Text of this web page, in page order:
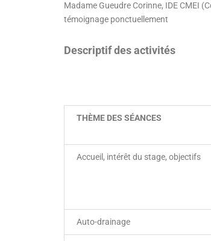
Madame Gueudre Corinne, IDE CMEI
témoignage ponctuellement
Descriptif des activités
THÈME DES SÉANCES
Accueil, intérêt du stage, objectifs
Auto-drainage